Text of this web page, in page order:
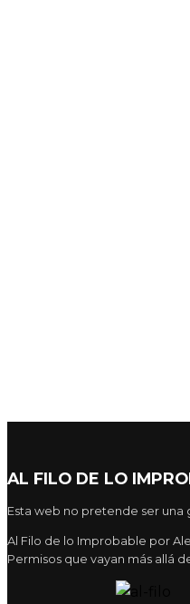
AL FILO DE LO
Esta web no pretende ser una
Al Filo de lo Improbable por
Permisos que vayan más allá